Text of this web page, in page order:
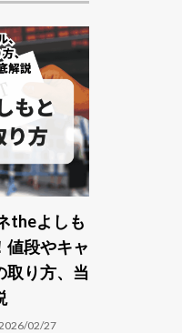
theよしも
値段やキャ
取り方、当
02/27